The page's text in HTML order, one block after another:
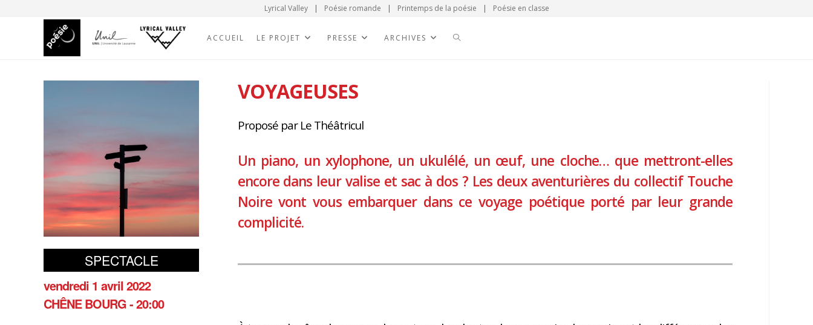
Lyrical Valley | Poésie romande | Printemps de la poésie | Poésie en classe
ACCUEIL LE PROJET PRESSE ARCHIVES
SPECTACLE
vendredi 1 avril 2022
CHÊNE BOURG - 20:00
VOYAGEUSES
Proposé par Le Théâtricul
Un piano, un xylophone, un ukulélé, un œuf, une cloche… que mettront-elles
encore dans leur valise et sac à dos ? Les deux aventurières du collectif Touche
Noire vont vous embarquer dans ce voyage poétique porté par leur grande
complicité.